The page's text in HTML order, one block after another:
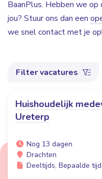
BaanPlus. Hebben we
jou? Stuur ons dan een
we snel contact met je op!
Filter vacatures
Huishoudelijk
Ureterp
Nog 13 dagen
Drachten
Deeltijds, Bepaalde tijd